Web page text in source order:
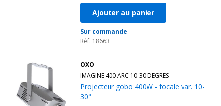
Ajouter au panier
Sur commande
Réf. 18663
OXO
IMAGINE 400 ARC 10-30 DEGRES
Projecteur gobo 400W - focale var. 10-
30°